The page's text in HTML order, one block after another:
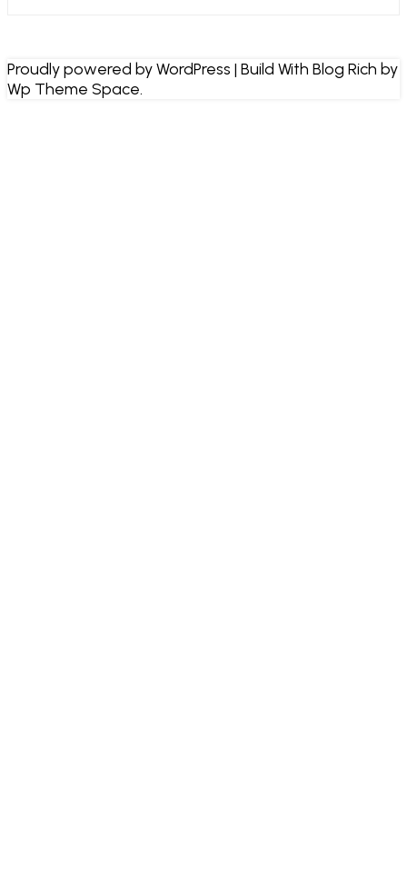
Proudly powered by WordPress | Build With Blog Rich by
Wp Theme Space.